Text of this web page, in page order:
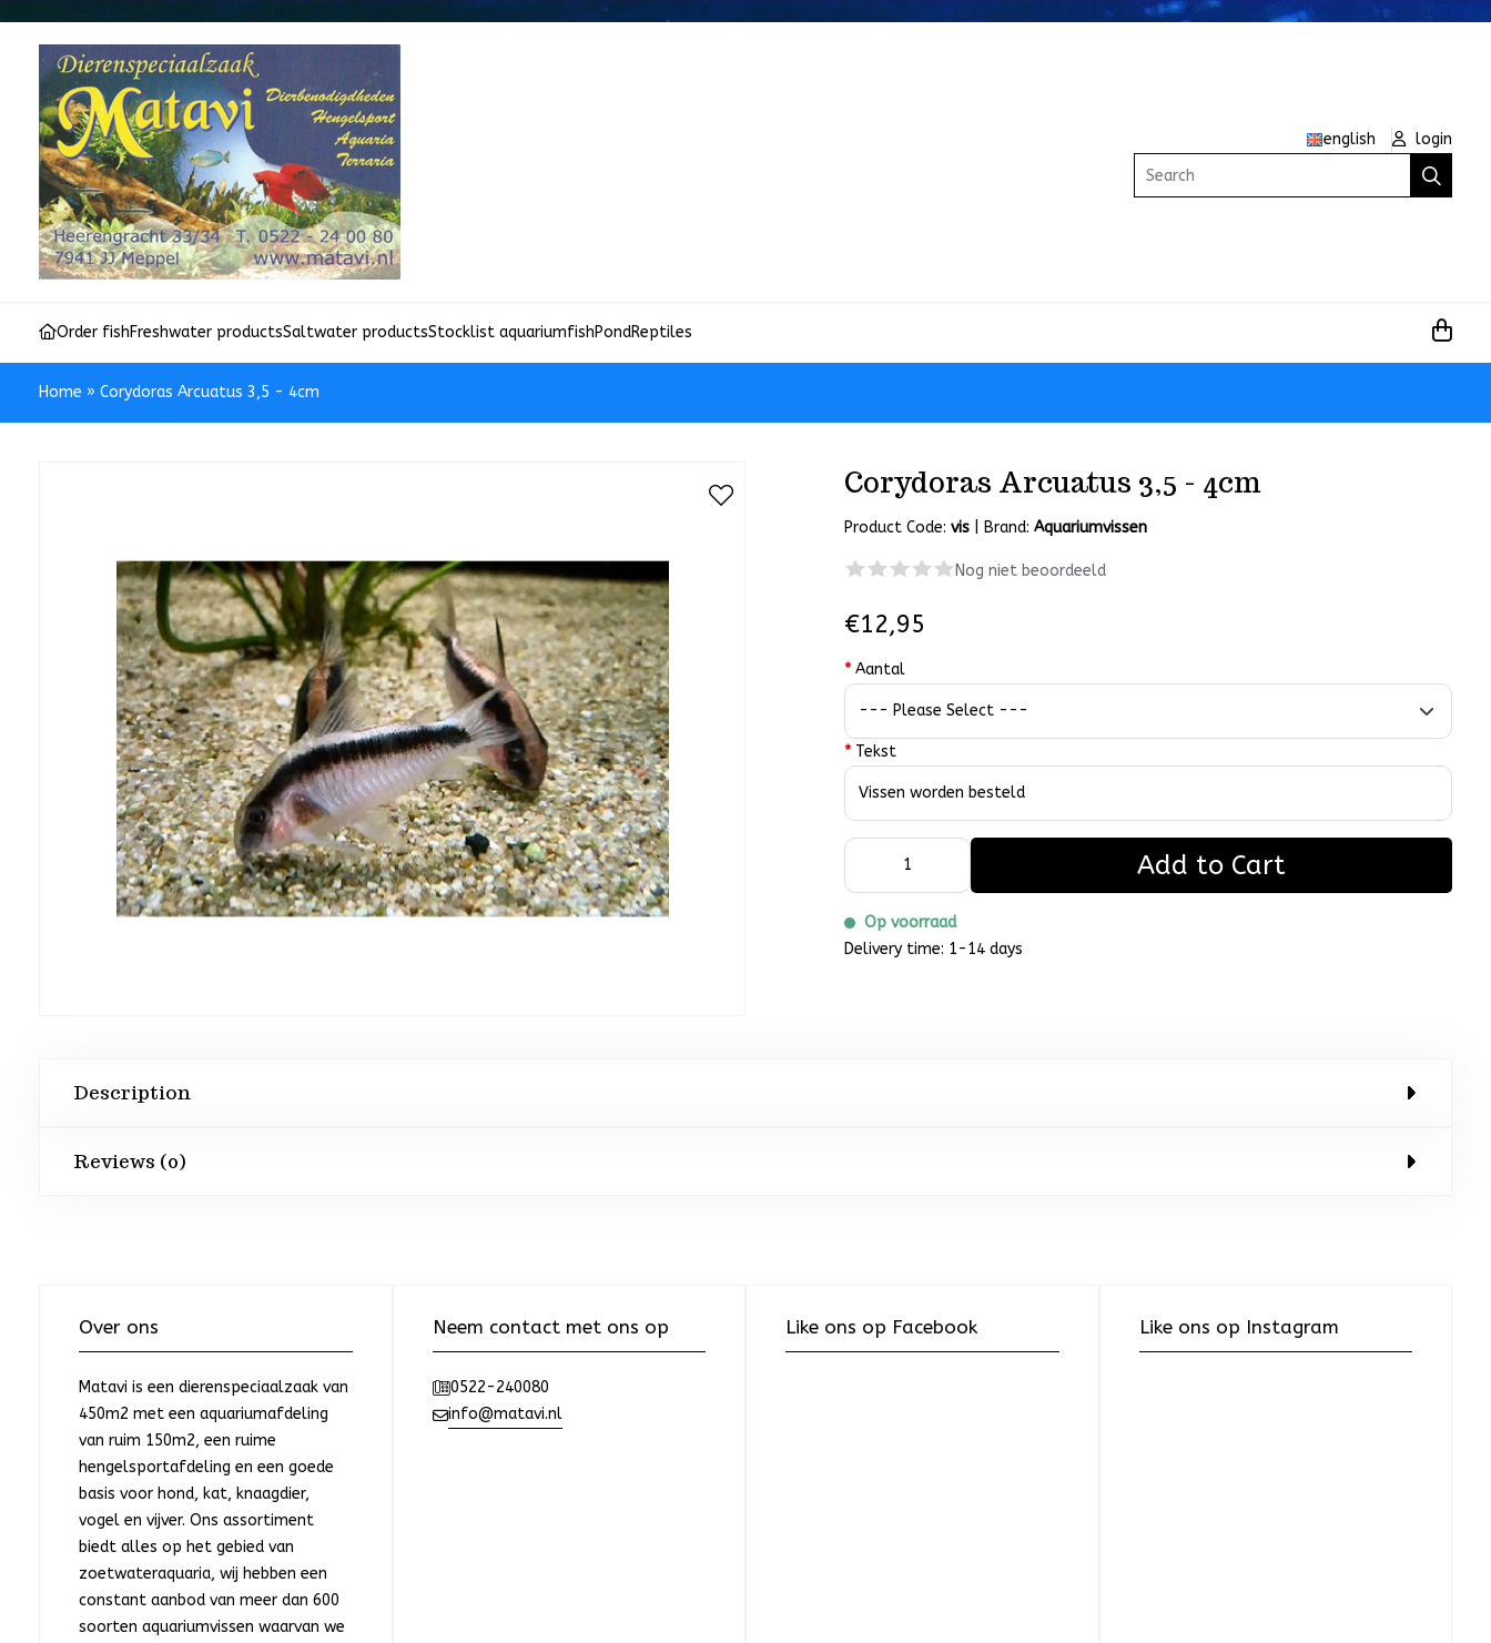
english
login
Search
Order fishFreshwater productsSaltwater productsStocklist aquariumfishPondReptiles
Home » Corydoras Arcuatus 3,5 - 4cm
Corydoras Arcuatus 3,5 - 4cm
Product Code:vis Brand:Aquariumvissen
Nog niet beoordeeld
€12,95
* Aantal
* Tekst
Add to Cart
Op voorraad
Delivery time: 1-14 days
Description
Reviews (0)
Over ons
Matavi is een dierenspeciaalzaak van
450m2 met een aquariumafdeling
van ruim 150m2, een ruime
hengelsportafdeling en een goede
basis voor hond, kat, knaagdier,
vogel en vijver. Ons assortiment
biedt alles op het gebied van
zoetwateraquaria, wij hebben een
constant aanbod van meer dan 600
soorten aquariumvissen waarvan we
Neem contact met ons op
0522-240080
info@matavi.nl
Like ons op Facebook Like ons op Instagram